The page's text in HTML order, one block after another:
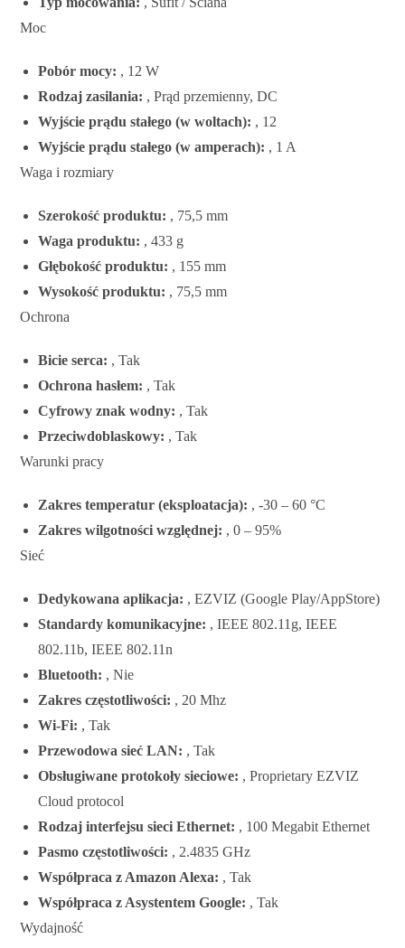
Moc
Pobór mocy: , 12 W
Rodzaj zasilania: , Prąd przemienny, DC
Wyjście prądu stałego (w woltach): , 12
Wyjście prądu stałego (w amperach): , 1 A
Waga i rozmiary
Szerokość produktu: , 75,5 mm
Waga produktu: , 433 g
Głębokość produktu: , 155 mm
Wysokość produktu: , 75,5 mm
Ochrona
Bicie serca: , Tak
Ochrona hasłem: , Tak
Cyfrowy znak wodny: , Tak
Przeciwdoblaskowy: , Tak
Warunki pracy
Zakres temperatur (eksploatacja): , -30 – 60 °C
Zakres wilgotności względnej: , 0 – 95%
Sieć
Dedykowana aplikacja: , EZVIZ (Google Play/AppStore)
Standardy komunikacyjne: , IEEE 802.11g, IEEE
802.11b, IEEE 802.11n
Bluetooth: , Nie
Zakres częstotliwości: , 20 Mhz
Wi-Fi: , Tak
Przewodowa sieć LAN: , Tak
Obsługiwane protokoły sieciowe: , Proprietary EZVIZ
Cloud protocol
Rodzaj interfejsu sieci Ethernet: , 100 Megabit Ethernet
Pasmo częstotliwości: , 2.4835 GHz
Współpraca z Amazon Alexa: , Tak
Współpraca z Asystentem Google: , Tak
Wydajność